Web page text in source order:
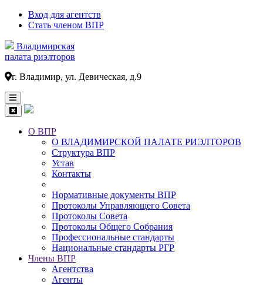
Вход для агентств
Стать членом ВПР
Владимирская
палата риэлторов
г. Владимир, ул. Девическая, д.9
Основная
навигация
О ВПР
О ВЛАДИМИРСКОЙ ПАЛАТЕ РИЭЛТОРОВ
Структура ВПР
Устав
Контакты
Нормативные документы ВПР
Протоколы Управляющего Совета
Протоколы Совета
Протоколы Общего Собрания
Профессиональные стандарты
Национальные стандарты РГР
Члены ВПР
Агентства
Агенты